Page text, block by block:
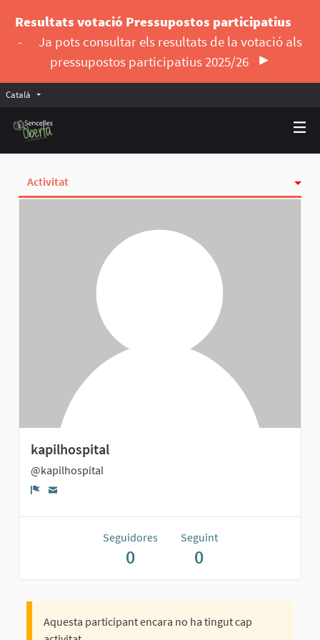
Resultats votació Pressupostos participatius
-
Ja pots consultar els resultats de la votació als
pressupostos participatius 2025/26
Català Triar la llengua
Activitat
kapilhospital
@kapilhospital
Seguidores
0
Seguint
0
Aquesta participant encara no ha tingut cap